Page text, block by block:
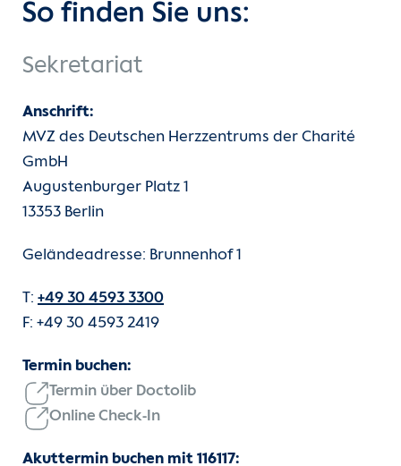
So finden Sie uns:
Sekretariat
Anschrift:
MVZ des Deutschen Herzzentrums der Charité
GmbH
Augustenburger Platz 1
13353 Berlin
Geländeadresse: Brunnenhof 1
T: +49 30 4593 3300
F: +49 30 4593 2419
Termin buchen:
Termin über Doctolib
Online Check-In
Akuttermin buchen mit 116117: